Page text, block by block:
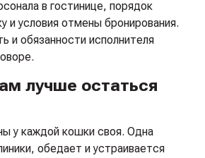
в гостинице, порядок
и условия отмены бронирования.
и обязанности исполнителя
лучше остаться
у каждой кошки своя. Одна
обедает и устраивается